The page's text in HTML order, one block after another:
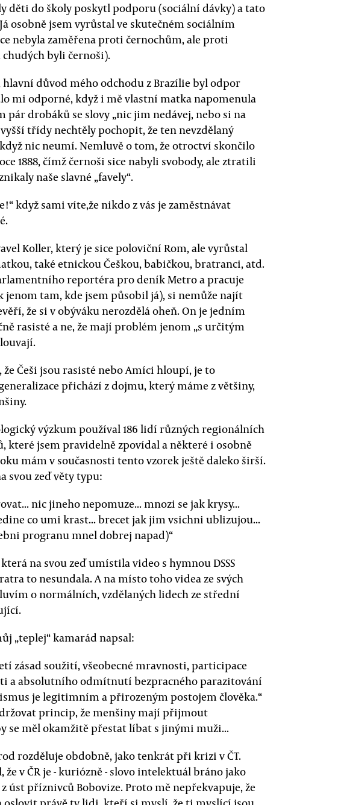
děti do školy poskytl podporu (sociální dávky) a tato
osobně jsem vyrůstal ve skutečném sociálním
nebyla zaměřena proti černochům, ale proti
byli černoši).
důvod mého odchodu z Brazílie byl odpor
mi odporné, když i mě vlastní matka napomenula
pár drobáků se slovy „nic jim nedávej, nebo si na
třídy nechtěly pochopit, že ten nevzdělaný
nic neumí. Nemluvě o tom, že otroctví skončilo
1888, čímž černoši sice nabyli svobody, ale ztratili
naše slavné „favely“.
když sami víte,že nikdo z vás je zaměstnávat
Koller, který je sice poloviční Rom, ale vyrůstal
také etnickou Češkou, babičkou, bratranci, atd.
reportéra pro deník Metro a pracuje
jenom tam, kde jsem působil já), si nemůže najít
že si v obýváku nerozdělá oheň. On je jedním
rasisté a ne, že mají problém jenom „s určitým
že Češi jsou rasisté nebo Amíci hloupí, je to
přichází z dojmu, který máme z většiny,
výzkum používal 186 lidí různých regionálních
které jsem pravidelně zpovídal a některé i osobně
mám v současnosti tento vzorek ještě daleko širší.
svou zeď věty typu:
nic jineho nepomuze... mnozi se jak krysy...
co umi krast... brecet jak jim vsichni ublizujou...
progranu mnel dobrej napad)“
na svou zeď umístila video s hymnou DSSS
to nesundala. A na místo toho videa ze svých
o normálních, vzdělaných lidech ze střední
„teplej“ kamarád napsal:
zásad soužití, všeobecné mravnosti, participace
a absolutního odmítnutí bezpracného parazitování
je legitimním a přirozeným postojem člověka.“
princip, že menšiny mají přijmout
se měl okamžitě přestat líbat s jinými muži...
rozděluje obdobně, jako tenkrát při krizi v ČT.
v ČR je - kuriózně - slovo intelektuál bráno jako
úst příznivců Bobovize. Proto mě nepřekvapuje, že